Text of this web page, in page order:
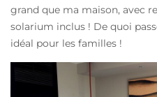
grand que ma maison, avec
solarium inclus ! De quoi
idéal pour les familles !